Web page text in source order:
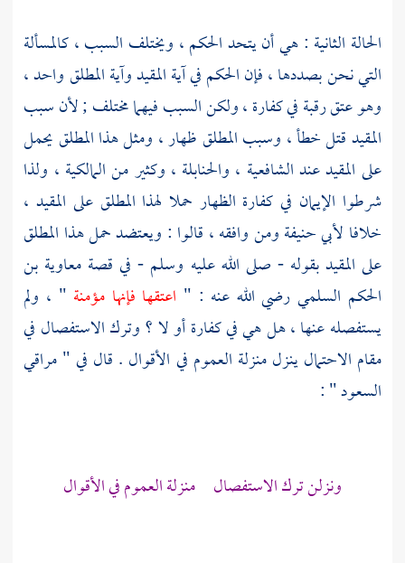
الحالة الثانية : هي أن يتحد الحكم ، ويختلف السبب ، كالمسألة
التي نحن بصددها ، فإن الحكم في آية المقيد وآية المطلق واحد ،
وهو عتق رقبة في كفارة ، ولكن السبب فيهما مختلف ; لأن سبب
المقيد قتل خطأ ، وسبب المطلق ظهار ، ومثل هذا المطلق يحمل
على المقيد عند الشافعية ، والحنابلة ، وكثير من المالكية ، ولذا
شرطوا الإيمان في كفارة الظهار حملا لهذا المطلق على المقيد ،
خلافا لأبي حنيفةومن وافقه ، قالوا : ويعتضد حمل هذا المطلق
على المقيد بقوله - صلى الله عليه وسلم - في قصة معاوية بن
الحكم السلمي رضي الله عنه : " اعتقها فإنها مؤمنة " ، ولم
يستفصله عنها ، هل هي في كفارة أو لا ؟ وترك الاستفصال في
مقام الاحتمال ينزل منزلة العموم في الأقوال . قال في " مراقي
السعود " :
ونزلن ترك الاستفصال منزلة العموم في الأقوال